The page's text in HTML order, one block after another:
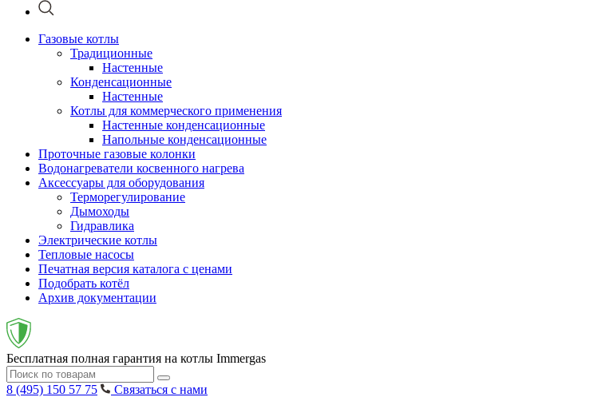
Газовые котлы
Традиционные
Настенные
Конденсационные
Настенные
Котлы для коммерческого применения
Настенные конденсационные
Напольные конденсационные
Проточные газовые колонки
Водонагреватели косвенного нагрева
Аксессуары для оборудования
Терморегулирование
Дымоходы
Гидравлика
Электрические котлы
Тепловые насосы
Печатная версия каталога с ценами
Подобрать котёл
Архив документации
Бесплатная полная гарантия на котлы Immergas
8 (495) 150 57 75
Связаться с нами